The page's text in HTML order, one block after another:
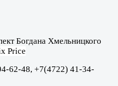
Богдана Хмельницкого
Price
62-48, +7(4722) 41-34-